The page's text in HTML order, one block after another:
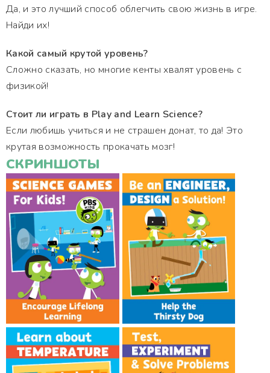
Да, и это лучший способ облегчить свою жизнь в игре.
Найди их!
Какой самый крутой уровень?
Сложно сказать, но многие кенты хвалят уровень с
физикой!
Стоит ли играть в Play and Learn Science?
Если любишь учиться и не страшен донат, то да! Это
крутая возможность прокачать мозг!
СКРИНШОТЫ